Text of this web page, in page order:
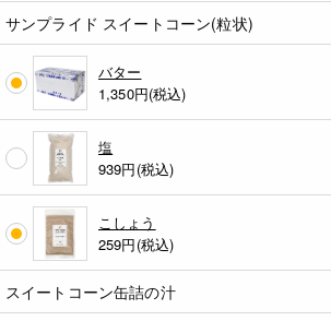
サンプライド スイートコーン(粒状)
バター
1,350円(税込)
塩
939円(税込)
こしょう
259円(税込)
スイートコーン缶詰の汁